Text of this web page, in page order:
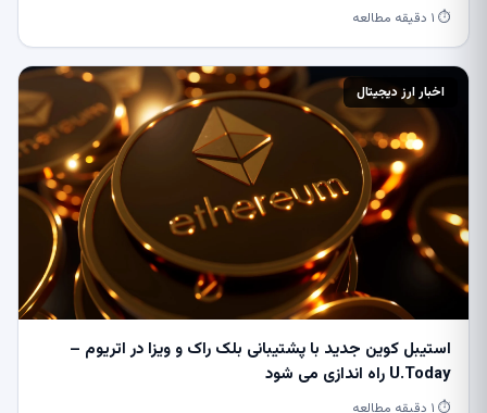
⏱ ۱ دقیقه مطالعه
اخبار ارز دیجیتال
استیبل کوین جدید با پشتیبانی بلک راک و ویزا در اتریوم –
U.Today راه اندازی می شود